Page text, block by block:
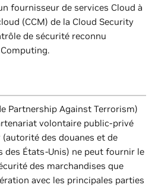
fournisseur de services Cloud à
(CCM) de la Cloud Security
de sécurité reconnu
Partnership Against Terrorism)
volontaire public-privé
des douanes et de
États-Unis) ne peut fournir le
des marchandises que
avec les principales parties